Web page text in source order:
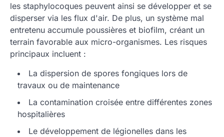
les staphylocoques peuvent ainsi se développer et se
disperser via les flux d'air. De plus, un système mal
entretenu accumule poussières et biofilm, créant un
terrain favorable aux micro-organismes. Les risques
principaux incluent :
La dispersion de spores fongiques lors de
travaux ou de maintenance
La contamination croisée entre différentes zones
hospitalières
Le développement de légionelles dans les